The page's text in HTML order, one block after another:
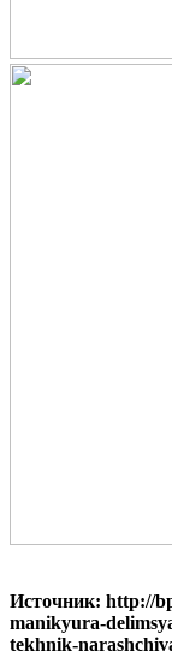
Источник: http://
manikyura-
tekhnik-